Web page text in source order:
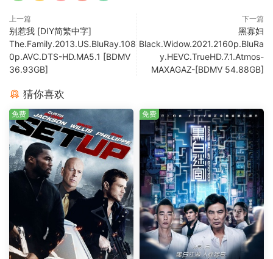
上一篇
别惹我 [DIY简繁中字]
The.Family.2013.US.BluRay.108
0p.AVC.DTS-HD.MA5.1 [BDMV
36.93GB]
下一篇
黑寡妇
Black.Widow.2021.2160p.BluRa
y.HEVC.TrueHD.7.1.Atmos-
MAXAGAZ-[BDMV 54.88GB]
猜你喜欢
免费 免费